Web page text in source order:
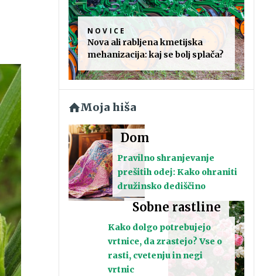
NOVICE
Nova ali rabljena kmetijska
mehanizacija: kaj se bolj splača?
Moja hiša
Dom
Pravilno shranjevanje
prešitih odej: Kako ohraniti
družinsko dediščino
Sobne rastline
Kako dolgo potrebujejo
vrtnice, da zrastejo? Vse o
rasti, cvetenju in negi
vrtnic